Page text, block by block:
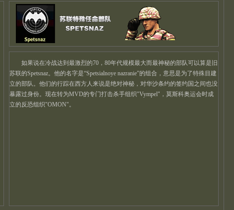
如果说在冷战达到最激烈的70，80年代规模最大而最神秘的部队可以算是旧
苏联的Spetsnaz。他的名字是“Spetsialnoye nazranie”的组合，意思是为了特殊目建
立的部队。他们的行踪在西方人来说是绝对神秘，对华沙条约的签约国之间也没
暴露过身份。现在转为MVD的专门打击杀手组织"Vympel"，莫斯科奥运会时成
立的反恐组织"OMON"。